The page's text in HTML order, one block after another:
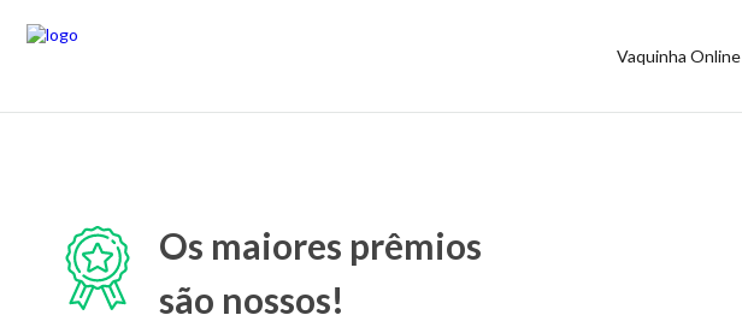
Vaquinha Online
Os maiores prêmios
são nossos!